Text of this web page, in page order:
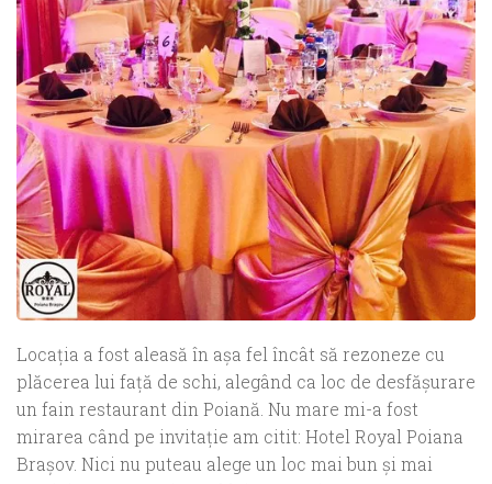
Locația a fost aleasă în aşa fel încât să rezoneze cu
plăcerea lui faţă de schi, alegând ca loc de desfășurare
un fain restaurant din Poiană. Nu mare mi-a fost
mirarea când pe invitaţie am citit: Hotel Royal Poiana
Brașov. Nici nu puteau alege un loc mai bun și mai